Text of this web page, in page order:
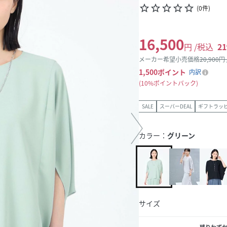
star_borderstar_borderstar_borderstar_borderstar_border (0件)
16,500円 /税込 21
メーカー希望小売価格20,900円
1,500ポイント 内訳
10%ポイントバック
SALE スーパーDEAL ギフトラッ
カラー： グリーン
サイズ